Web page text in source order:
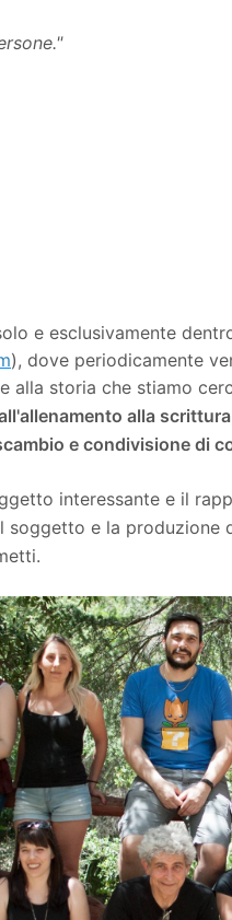
e esclusivamente
), dove periodicamente
alla storia che stiamo
alla
e condivisione di
interessante e il
soggetto e la produzione